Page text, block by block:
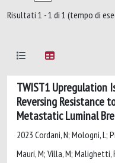
Risultati 1 - 1 di 1 (tempo di
TWIST1 Upregulation
Reversing Resistance
Metastatic Luminal
2023 Cordani, N; Mologni, L;
Mauri, M; Villa, M; Malighetti,